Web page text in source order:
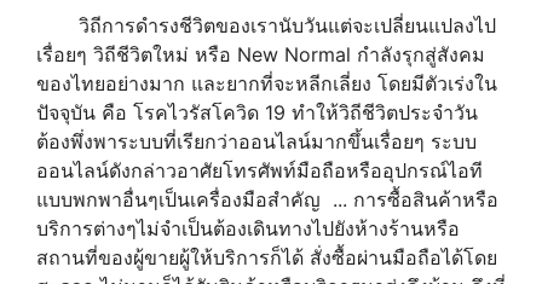
วิถีการดำรงชีวิตของเรานับวันแต่จะเปลี่ยนแปลงไป
เรื่อยๆ วิถีชีวิตใหม่ หรือ New Normal กำลังรุกสู่สังคม
ของไทยอย่างมาก และยากที่จะหลีกเลี่ยง โดยมีตัวเร่งใน
ปัจจุบัน คือ โรคไวรัสโควิด 19 ทำให้วิถีชีวิตประจำวัน
ต้องพึ่งพาระบบที่เรียกว่าออนไลน์มากขึ้นเรื่อยๆ ระบบ
ออนไลน์ดังกล่าวอาศัยโทรศัพท์มือถือหรืออุปกรณ์ไอที
แบบพกพาอื่นๆเป็นเครื่องมือสำคัญ ... การซื้อสินค้าหรือ
บริการต่างๆไม่จำเป็นต้องเดินทางไปยังห้างร้านหรือ
สถานที่ของผู้ขายผู้ให้บริการก็ได้ สั่งซื้อผ่านมือถือได้โดย